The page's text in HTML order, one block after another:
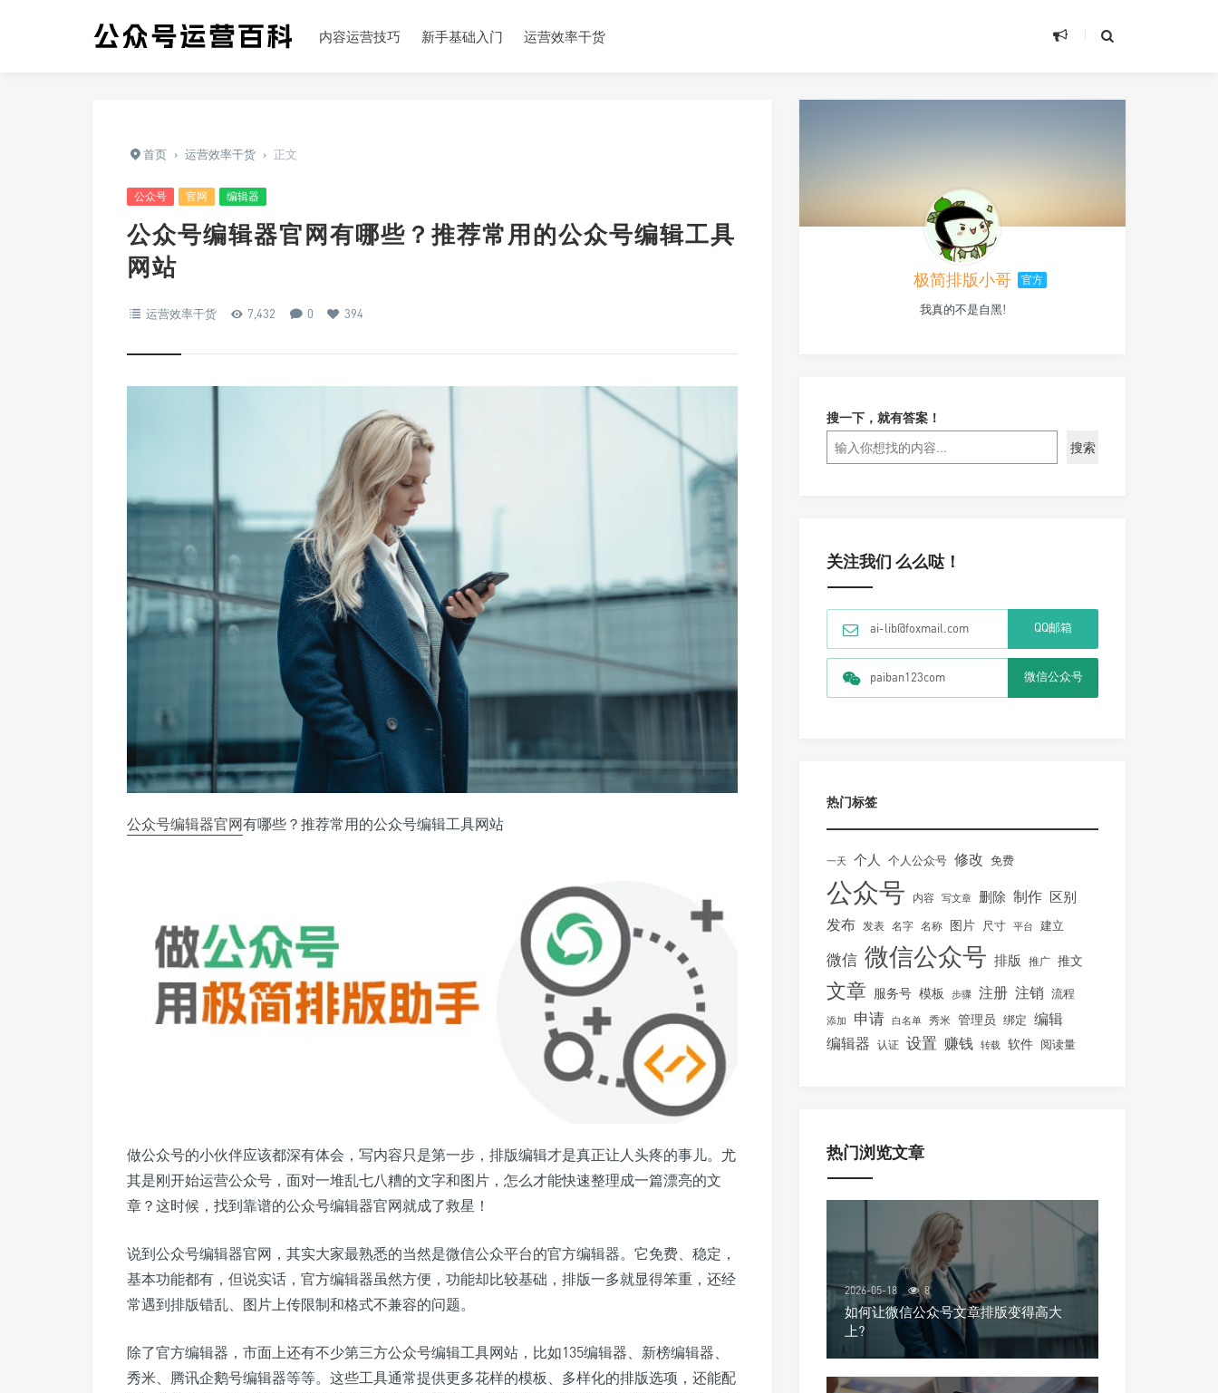
内容运营技巧 新手基础入门 运营效率干货
首页 › 运营效率干货 › 正文
公众号 官网 编辑器
公众号编辑器官网有哪些？推荐常用的公众号编辑工具
网站
运营效率干货 7,432 0 394
公众号编辑器官网有哪些？推荐常用的公众号编辑工具网站
做公众号的小伙伴应该都深有体会，写内容只是第一步，排版编辑才是真正让人头疼的事儿。尤
其是刚开始运营公众号，面对一堆乱七八糟的文字和图片，怎么才能快速整理成一篇漂亮的文
章？这时候，找到靠谱的公众号编辑器官网就成了救星！
说到公众号编辑器官网，其实大家最熟悉的当然是微信公众平台的官方编辑器。它免费、稳定，
基本功能都有，但说实话，官方编辑器虽然方便，功能却比较基础，排版一多就显得笨重，还经
常遇到排版错乱、图片上传限制和格式不兼容的问题。
除了官方编辑器，市面上还有不少第三方公众号编辑工具网站，比如135编辑器、新榜编辑器、
秀米、腾讯企鹅号编辑器等等。这些工具通常提供更多花样的模板、多样化的排版选项，还能配
极简排版小哥 官方
我真的不是自黑!
搜一下，就有答案！
搜索
关注我们 么么哒！
ai-lib@foxmail.com QQ邮箱
paiban123com 微信公众号
热门标签
一天 个人 个人公众号 修改 免费
公众号 内容 写文章 删除 制作 区别
发布 发表 名字 名称 图片 尺寸 平台 建立
微信 微信公众号 排版 推广 推文
文章 服务号 模板 步骤 注册 注销 流程
添加 申请 白名单 秀米 管理员 绑定 编辑
编辑器
认证 设置 赚钱 转载 软件 阅读量
热门浏览文章
2026-05-18 8
如何让微信公众号文章排版变得高大
上?